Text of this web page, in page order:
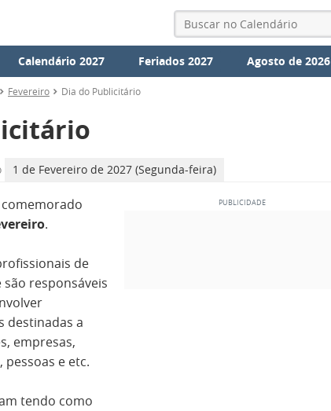
Calendário 2027 Feriados 2027 Agosto de 2026
Fevereiro Dia do Publicitário
1 de Fevereiro de 2027 (Segunda-feira)
comemorado
.
de
responsáveis
destinadas a
empresas,
e etc.
tendo como